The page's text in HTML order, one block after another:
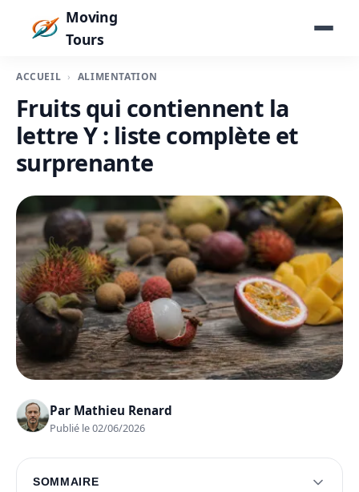
Moving
Tours
ACCUEIL ALIMENTATION
Fruits qui contiennent la
lettre Y : liste complète et
surprenante
Par Mathieu Renard
Publié le 02/06/2026
SOMMAIRE